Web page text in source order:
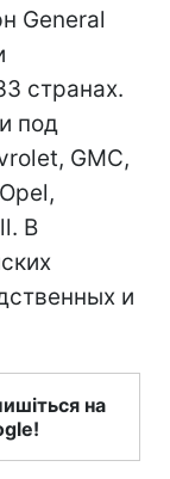
General
странах.
под
GMC,
В
и
на